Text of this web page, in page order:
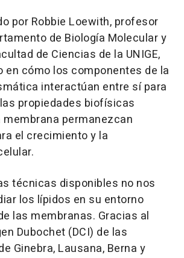
por Robbie Loewith, profesor
de Biología Molecular y
de Ciencias de la UNIGE,
en cómo los componentes de la
interactúan entre sí para
propiedades biofísicas
membrana permanezcan
el crecimiento y la
técnicas disponibles no nos
los lípidos en su entorno
las membranas. Gracias al
Dubochet (DCI) de las
Ginebra, Lausana, Berna y